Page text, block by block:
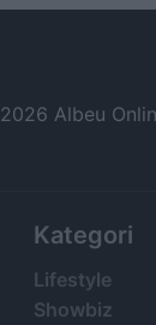
2026 Albeu
Kategori
Lifestyle
Showbiz